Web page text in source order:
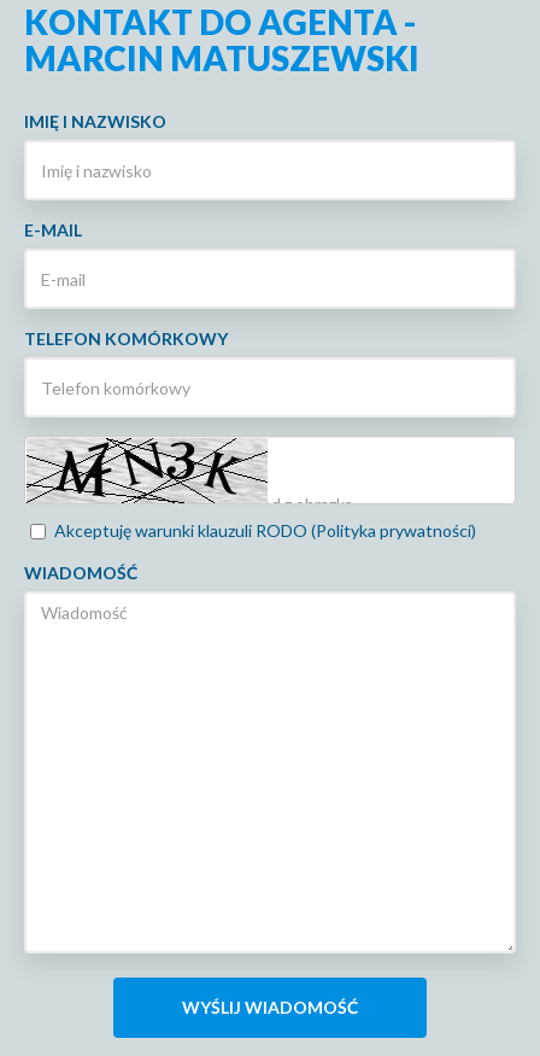
KONTAKT DO AGENTA -
MARCIN MATUSZEWSKI
IMIĘ I NAZWISKO
E-MAIL
TELEFON KOMÓRKOWY
Akceptuję warunki klauzuli RODO (Polityka prywatności)
WIADOMOŚĆ